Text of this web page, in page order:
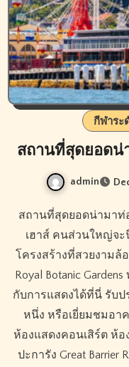
กีฬาระ
สถานที่สุดยอดน่
admin
สถานที่สุดยอดน่ามาท่องเที่ยวในออสเตรเลีย 1.ซิดนี่ย์โอเปร่า
เฮาส์ คนส่วนใหญ่จะนึ
โครงสร้างที่สวยงามล้
Royal Botanic
กับการแสดงได้ที่นี่ รับ
หนึ่ง หรือเยี่ยมชมอา
ห้องแสดงคอนเสิร์ต ห้อ
ปะการัง Great